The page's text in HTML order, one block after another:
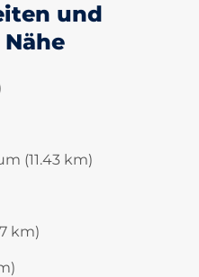
und
(11.43 km)
km)